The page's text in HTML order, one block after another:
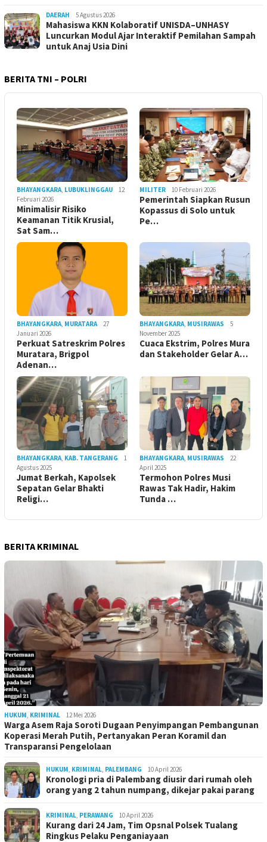
DAERAH 5 Agustus 2026
Mahasiswa KKN Kolaboratif UNISDA–UNHASY
Luncurkan Modul Ajar Interaktif Pemilahan Sampah
untuk Anaj Usia Dini
BERITA TNI – POLRI
BHAYANGKARA LUBUKLINGGAU
12
Februari 2026
Minimalisir Risiko
Keamanan Titik Krusial,
Sat Sam…
MILITER 10 Februari 2026
Pemerintah Siapkan Rusun
Kopassus di Solo untuk
Pe…
BHAYANGKARA MURATARA
27
Januari 2026
Perkuat Satreskrim Polres
Muratara, Brigpol
Adenan…
BHAYANGKARA MUSIRAWAS
5
November 2025
Cuaca Ekstrim, Polres Mura
dan Stakeholder Gelar A…
BHAYANGKARA KAB. TANGERANG
1
Agustus 2025
Jumat Berkah, Kapolsek
Sepatan Gelar Bhakti
Religi…
BHAYANGKARA MUSIRAWAS
22
April 2025
Termohon Polres Musi
Rawas Tak Hadir, Hakim
Tunda …
BERITA KRIMINAL
HUKUM KRIMINAL 12 Mei 2026
Warga Asem Raja Soroti Dugaan Penyimpangan Pembangunan
Koperasi Merah Putih, Pertanyakan Peran Koramil dan
Transparansi Pengelolaan
HUKUM KRIMINAL PALEMBANG 10 April 2026
Kronologi pria di Palembang diusir dari rumah oleh
orang yang 2 tahun numpang, dikejar pakai parang
KRIMINAL PERAWANG 10 April 2026
Kurang dari 24 Jam, Tim Opsnal Polsek Tualang
Ringkus Pelaku Penganiayaan